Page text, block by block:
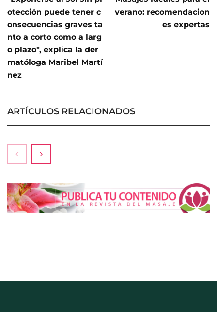
otección puede tener c
onsecuencias graves ta
nto a corto como a larg
o plazo", explica la der
matóloga Maribel Martí
nez
verano: recomendacion
es expertas
ARTÍCULOS RELACIONADOS